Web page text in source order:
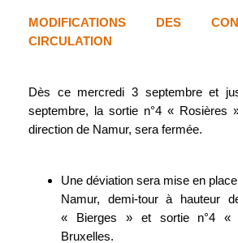
MODIFICATIONS DES
CIRCULATION
Dès ce mercredi 3 septembre et
septembre, la sortie n°4 « Rosières
direction de Namur, sera fermée.
Une déviation sera mise en
Namur, demi-tour à hauteur
« Bierges » et sortie n°4 «
Bruxelles.